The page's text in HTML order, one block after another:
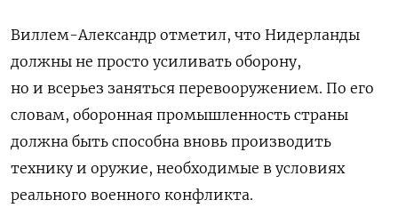
Виллем-Александр отметил, что Нидерланды
должны не просто усиливать оборону,
но и всерьез заняться перевооружением. По его
словам, оборонная промышленность страны
должна быть способна вновь производить
технику и оружие, необходимые в условиях
реального военного конфликта.